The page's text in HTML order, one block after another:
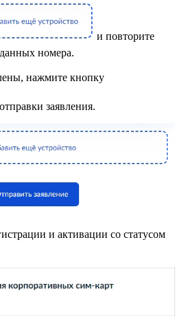
и повторите
номера.
нажмите кнопку
заявления.
и активации со статусом